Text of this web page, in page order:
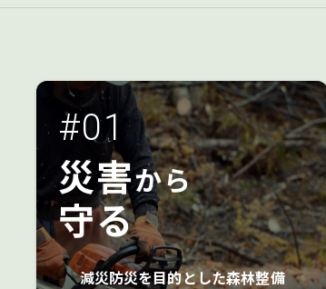
#01
災害から
守る
減災防災を目的とした森林整備